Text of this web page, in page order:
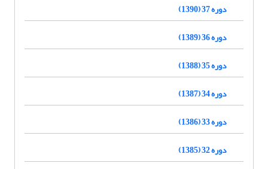
دوره 37 (1390)
دوره 36 (1389)
دوره 35 (1388)
دوره 34 (1387)
دوره 33 (1386)
دوره 32 (1385)